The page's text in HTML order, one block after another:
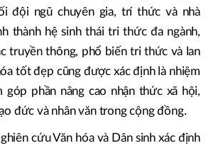
đội ngũ chuyên gia, trí thức và nhà
thành hệ sinh thái tri thức đa ngành,
truyền thông, phổ biến tri thức và lan
tốt đẹp cũng được xác định là nhiệm
góp phần nâng cao nhận thức xã hội,
đức và nhân văn trong cộng đồng.
cứu Văn hóa và Dân sinh xác định